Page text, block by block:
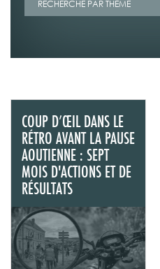
COUP D’ŒIL DANS LE
RÉTRO AVANT LA PAUSE
AOUTIENNE : SEPT
MOIS D'ACTIONS ET DE
RÉSULTATS